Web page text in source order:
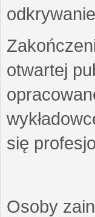
otwartej
się
Osoby